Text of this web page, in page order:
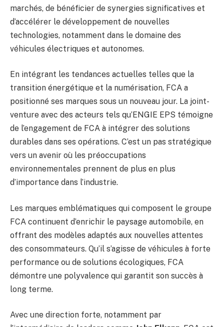
marchés, de bénéficier de synergies significatives et
d’accélérer le développement de nouvelles
technologies, notamment dans le domaine des
véhicules électriques et autonomes.
En intégrant les tendances actuelles telles que la
transition énergétique et la numérisation, FCA a
positionné ses marques sous un nouveau jour. La joint-
venture avec des acteurs tels qu’ENGIE EPS témoigne
de l’engagement de FCA à intégrer des solutions
durables dans ses opérations. C’est un pas stratégique
vers un avenir où les préoccupations
environnementales prennent de plus en plus
d’importance dans l’industrie.
Les marques emblématiques qui composent le groupe
FCA continuent d’enrichir le paysage automobile, en
offrant des modèles adaptés aux nouvelles attentes
des consommateurs. Qu’il s’agisse de véhicules à forte
performance ou de solutions écologiques, FCA
démontre une polyvalence qui garantit son succès à
long terme.
Avec une direction forte, notamment par